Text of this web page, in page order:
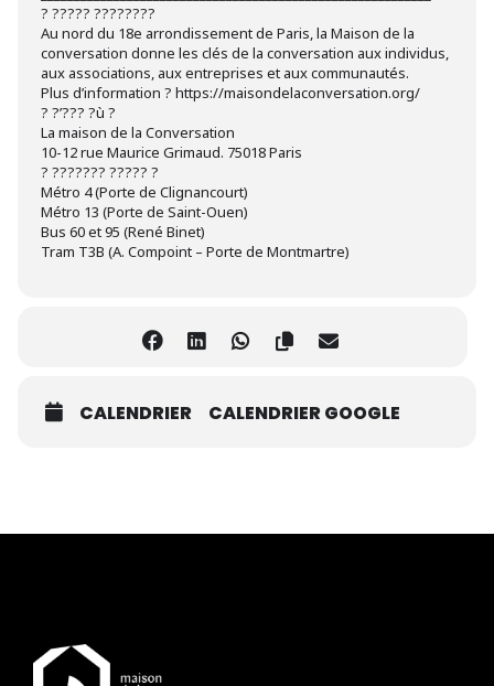
? ????? ????????
Au nord du 18e arrondissement de Paris, la Maison de la
conversation donne les clés de la conversation aux individus,
aux associations, aux entreprises et aux communautés.
Plus d’information ? https://maisondelaconversation.org/
? ?’??? ?ù ?
La maison de la Conversation
10-12 rue Maurice Grimaud. 75018 Paris
? ??????? ????? ?
Métro 4 (Porte de Clignancourt)
Métro 13 (Porte de Saint-Ouen)
Bus 60 et 95 (René Binet)
Tram T3B (A. Compoint – Porte de Montmartre)
CALENDRIER CALENDRIER GOOGLE